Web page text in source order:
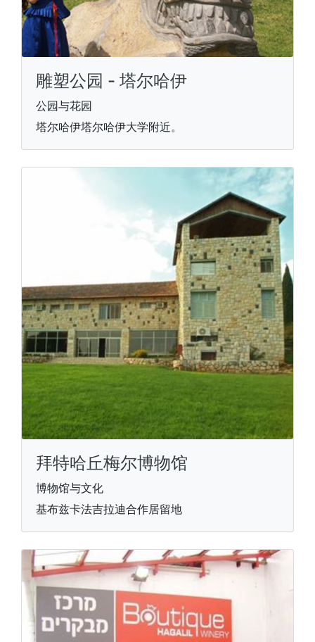
雕塑公园 - 塔尔哈伊
公园与花园
塔尔哈伊塔尔哈伊大学附近。
拜特哈丘梅尔博物馆
博物馆与文化
基布兹卡法吉拉迪合作居留地